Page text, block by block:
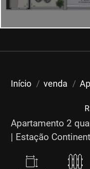
Início venda
Apartamento 2
| Estação